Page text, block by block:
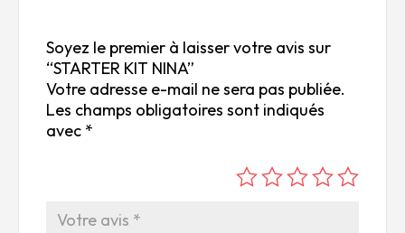
Soyez le premier à laisser votre avis sur
“STARTER KIT NINA”
Votre adresse e-mail ne sera pas publiée.
Les champs obligatoires sont indiqués
avec *